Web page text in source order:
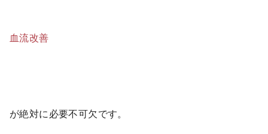
血流改善
が絶対に必要不可欠です。